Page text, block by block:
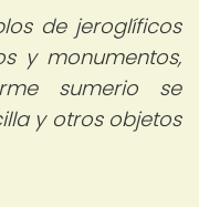
de jeroglíficos
y monumentos,
sumerio se
y otros objetos